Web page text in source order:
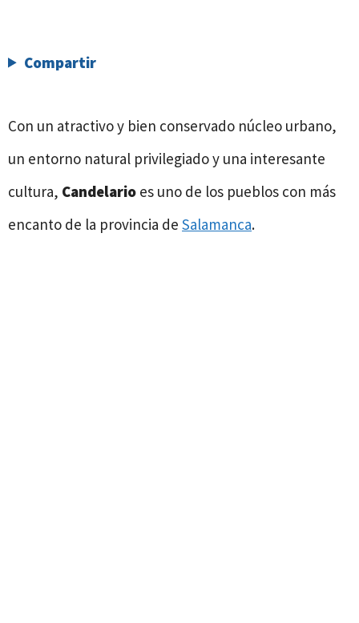
Compartir
Con un atractivo y bien conservado núcleo urbano,
un entorno natural privilegiado y una interesante
cultura, Candelario es uno de los pueblos con más
encanto de la provincia de Salamanca.